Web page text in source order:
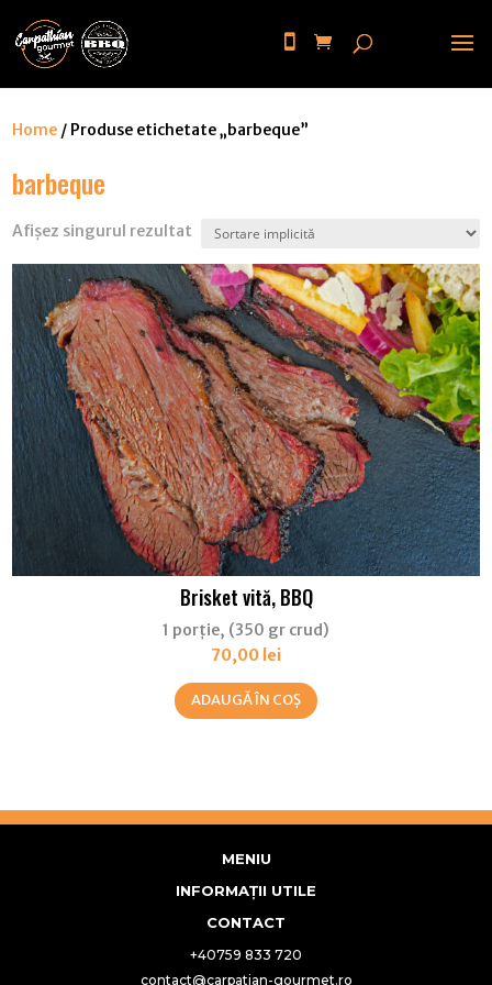
Home / Produse etichetate „barbeque”
barbeque
Afișez singurul rezultat
Brisket vită, BBQ
1 porție, (350 gr crud)
70,00 lei
ADAUGĂ ÎN COȘ
MENIU
INFORMAȚII UTILE
CONTACT
+40759 833 720
contact@carpatian-gourmet.ro